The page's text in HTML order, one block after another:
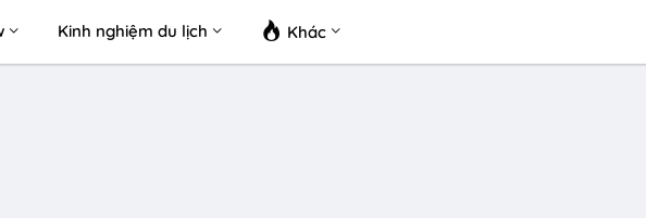
Kinh nghiệm du lịch Khác